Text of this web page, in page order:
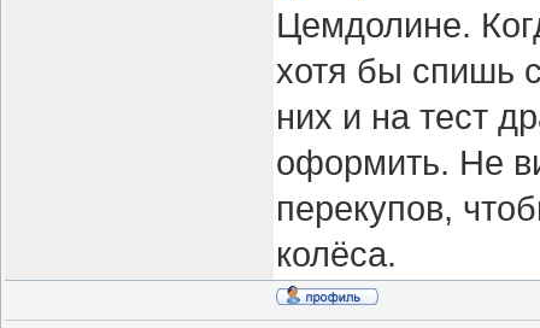
Цемдолине.
хотя бы спишь
них и на тест
оформить. Не
перекупов,
колёса.